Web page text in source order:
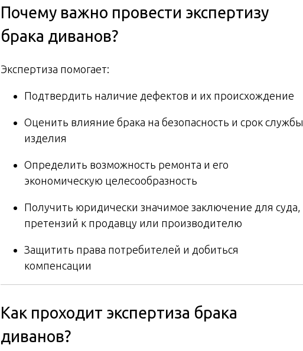
Почему важно провести экспертизу
брака диванов?
Экспертиза помогает:
Подтвердить наличие дефектов и их происхождение
Оценить влияние брака на безопасность и срок службы
изделия
Определить возможность ремонта и его
экономическую целесообразность
Получить юридически значимое заключение для суда,
претензий к продавцу или производителю
Защитить права потребителей и добиться
компенсации
Как проходит экспертиза брака
диванов?